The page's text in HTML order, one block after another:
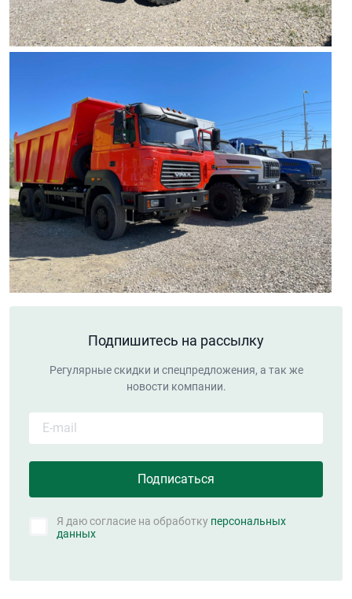
Подпишитесь на рассылку
Регулярные скидки и спецпредложения, а так же
новости компании.
Я даю согласие на обработку персональных
данных